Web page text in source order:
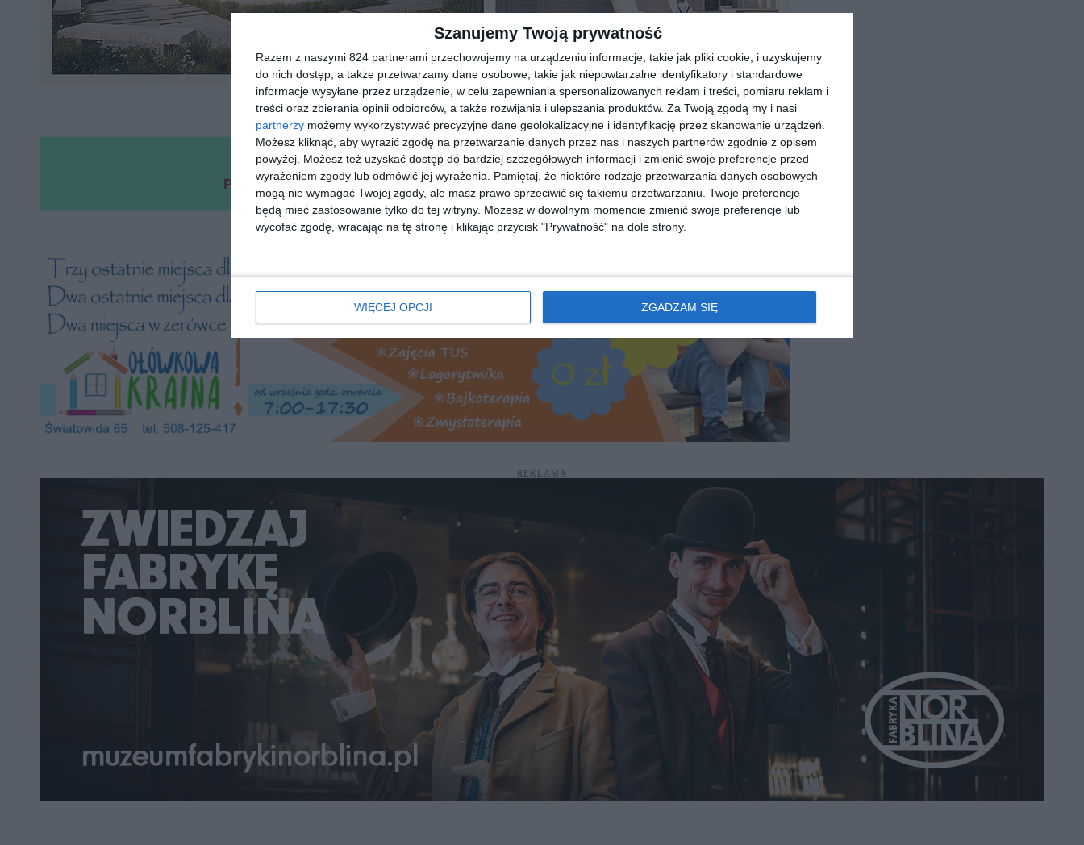
Szanujemy Twoją prywatność
Razem z naszymi 824 partnerami przechowujemy na urządzeniu informacje, takie jak pliki cookie, i uzyskujemy
do nich dostęp, a także przetwarzamy dane osobowe, takie jak niepowtarzalne identyfikatory i standardowe
informacje wysyłane przez urządzenie, w celu zapewniania spersonalizowanych reklam i treści, pomiaru reklam i
treści oraz zbierania opinii odbiorców, a także rozwijania i ulepszania produktów. Za Twoją zgodą my i nasi
partnerzy możemy wykorzystywać precyzyjne dane geolokalizacyjne i identyfikację przez skanowanie urządzeń.
Możesz kliknąć, aby wyrazić zgodę na przetwarzanie danych przez nas i naszych partnerów zgodnie z opisem
powyżej. Możesz też uzyskać dostęp do bardziej szczegółowych informacji i zmienić swoje preferencje przed
wyrażeniem zgody lub odmówić jej wyrażenia.
Pamiętaj, że niektóre rodzaje przetwarzania danych osobowych
mogą nie wymagać Twojej zgody, ale masz prawo sprzeciwić się takiemu przetwarzaniu. Twoje preferencje
będą mieć zastosowanie tylko do tej witryny. Możesz w dowolnym momencie zmienić swoje preferencje lub
wycofać zgodę, wracając na tę stronę i klikając przycisk "Prywatność" na dole strony.
WIĘCEJ OPCJI ZGADZAM SIĘ
materiał prasowy
Przeczytaj cały artykuł:
Pałac Saski mocno zagrożony? NIK wskazuje na opóźnienia
REKLAMA